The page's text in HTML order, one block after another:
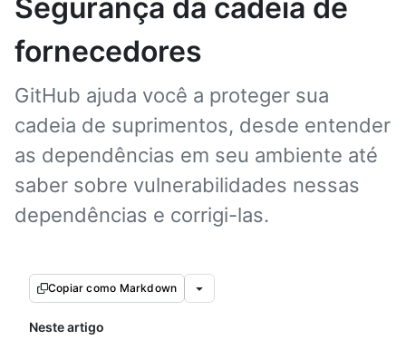
Segurança da cadeia de
fornecedores
GitHub ajuda você a proteger sua
cadeia de suprimentos, desde entender
as dependências em seu ambiente até
saber sobre vulnerabilidades nessas
dependências e corrigi-las.
Copiar como Markdown
Neste artigo